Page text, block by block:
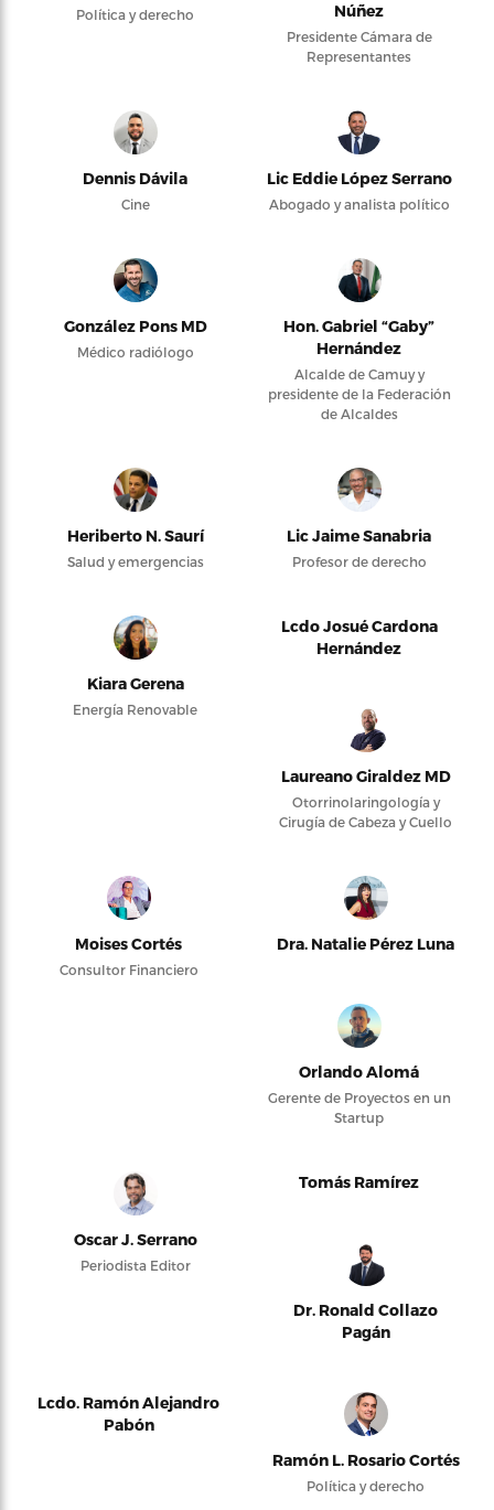
Política y derecho
Núñez
Presidente Cámara de
Representantes
Dennis Dávila
Cine
Lic Eddie López Serrano
Abogado y analista político
González Pons MD
Médico radiólogo
Hon. Gabriel “Gaby”
Hernández
Alcalde de Camuy y
presidente de la Federación
de Alcaldes
Heriberto N. Saurí
Salud y emergencias
Lic Jaime Sanabria
Profesor de derecho
Kiara Gerena
Energía Renovable
Lcdo Josué Cardona
Hernández
Laureano Giraldez MD
Otorrinolaringología y
Cirugía de Cabeza y Cuello
Moises Cortés
Consultor Financiero
Dra. Natalie Pérez Luna
Orlando Alomá
Gerente de Proyectos en un
Startup
Oscar J. Serrano
Periodista Editor
Tomás Ramírez
Dr. Ronald Collazo
Pagán
Lcdo. Ramón Alejandro
Pabón
Ramón L. Rosario Cortés
Política y derecho